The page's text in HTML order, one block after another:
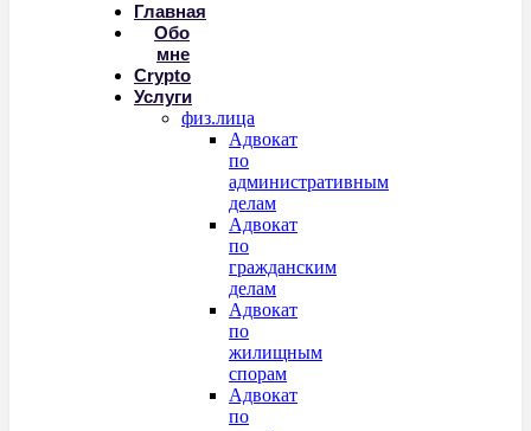
Главная
Обо
мне
Crypto
Услуги
физ.лица
Адвокат
по
административным
делам
Адвокат
по
гражданским
делам
Адвокат
по
жилищным
спорам
Адвокат
по